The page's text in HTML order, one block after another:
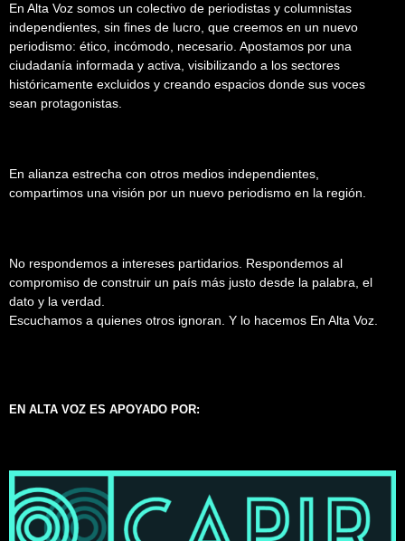
En Alta Voz somos un colectivo de periodistas y columnistas
independientes, sin fines de lucro, que creemos en un nuevo
periodismo: ético, incómodo, necesario. Apostamos por una
ciudadanía informada y activa, visibilizando a los sectores
históricamente excluidos y creando espacios donde sus voces
sean protagonistas.
En alianza estrecha con otros medios independientes,
compartimos una visión por un nuevo periodismo en la región.
No respondemos a intereses partidarios. Respondemos al
compromiso de construir un país más justo desde la palabra, el
dato y la verdad.
Escuchamos a quienes otros ignoran. Y lo hacemos En Alta Voz.
EN ALTA VOZ ES APOYADO POR: